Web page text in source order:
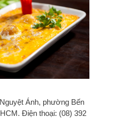
Ánh, phường Bến
Điện thoại: (08) 392